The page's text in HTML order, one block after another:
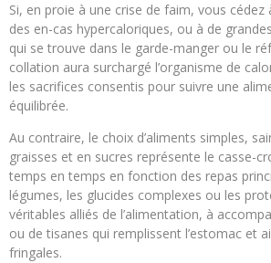
Si, en proie à une crise de faim, vous
des en-cas hypercaloriques, ou à de
qui se trouve dans le garde-manger ou le
collation aura surchargé l’organisme de
les sacrifices consentis pour suivre une
équilibrée.
Au contraire, le choix d’aliments simples,
graisses et en sucres représente le casse-
temps en temps en fonction des repas
légumes, les glucides complexes ou les
véritables alliés de l’alimentation, à
ou de tisanes qui remplissent l’estomac et
fringales.